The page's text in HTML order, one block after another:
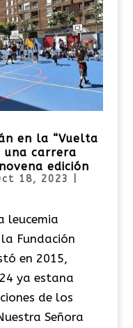
en la “Vuelta
una carrera
edición
18, 2023
leucemia
Fundación
en 2015,
ya estana
de los
Señora